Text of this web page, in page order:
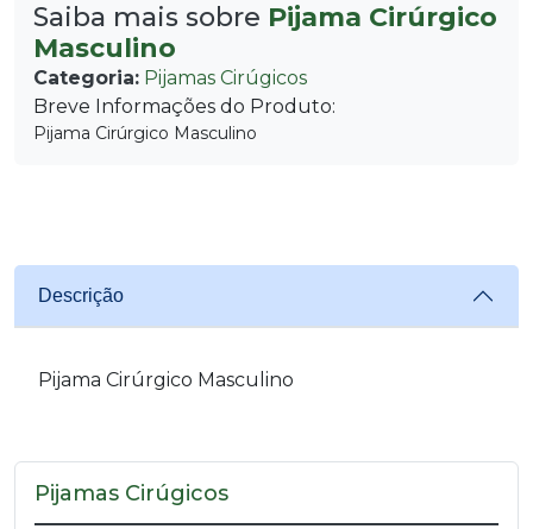
Saiba mais sobre Pijama Cirúrgico
Masculino
Categoria: Pijamas Cirúgicos
Breve Informações do Produto:
Pijama Cirúrgico Masculino
Descrição
Pijama Cirúrgico Masculino
Pijamas Cirúgicos